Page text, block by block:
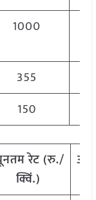
1000
355
150
रेट(रु./
क्विं.)